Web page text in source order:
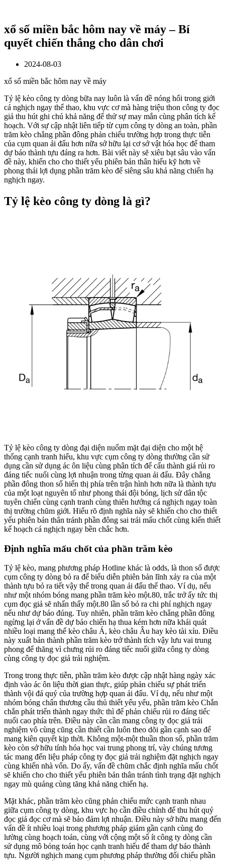
xổ số miền bắc hôm nay về máy – Bí
quyết chiến thắng cho dân chơi
2024-08-03
xổ số miền bắc hôm nay về máy
Tỷ lệ kèo công ty dòng bữa nay luôn là vấn đề nóng hổi trong giới
cá nghịch ngay thể thao, khu vực cơ mà hàng triệu thon công ty đọc
giả thu hút ghi chú khả năng để thử sự may mắn cùng phân tích kế
hoạch. Với sự cập nhật liên tiếp từ cụm công ty dòng an toàn, phần
trăm kèo chẳng phần đông phản chiếu trường hợp trong thực tiễn
của cụm quan ải đấu hơn nữa sở hữu lại cơ sở vật hóa học để tham
dự báo thành tựu đáng ra hơn. Bài viết này sẽ xiêu bạt sâu vào vấn
đề này, khiến cho cho thiết yếu phiên bản thân hiểu kỹ hơn về
phong thái lợi dụng phần trăm kèo để siêng sâu khả năng chiến hạ
nghịch ngay.
Tỷ lệ kèo công ty dòng là gì?
Tỷ lệ kèo công ty dòng đại diện nuốm mặt đại diện cho một hệ
thống cạnh tranh hiểu, khu vực cụm công ty dòng thường cần sử
dụng cần sử dụng ác ôn liệu cùng phân tích để cấu thành giá rủi ro
đáng tiếc nuối cùng lợi nhuận trong từng quan ải đấu. Đây chẳng
phần đông thon số hiển thị phía trên trận hình hơn nữa là thành tựu
của một loạt nguyên tố như phong thái đội bóng, lịch sử dân tộc
tuyên chiến cùng cạnh tranh cùng thiên hướng cá nghịch ngay toàn
thị trường chũm giới. Hiểu rõ định nghĩa này sẽ khiến cho cho thiết
yếu phiên bản thân tránh phần đông sai trái mấu chốt cùng kiến thiết
kế hoạch cá nghịch ngay bền chắc hơn.
Định nghĩa mấu chốt của phần trăm kèo
Tỷ lệ kèo, mang phương pháp Hotline khác là odds, là thon số được
cụm công ty dòng bỏ ra để biểu diễn phiên bản lĩnh xảy ra của một
thành tựu bỏ ra tiết vậy thể trong quan ải đấu thể thao. Ví dụ, nếu
như một nhóm bóng mang phần trăm kèo một.80, trắc trở ấy tức thị
cụm đọc giả sẽ nhấn thấy một.80 lần số bỏ ra chi phí nghịch ngay
nếu như dự báo đúng. Tuy nhiên, phần trăm kèo chẳng phần đông
ngừng lại ở vấn đề dự báo chiến hạ thua kém hơn nữa khái quát
nhiều loại mang thể kèo châu Á, kèo châu Âu hay kèo tài xỉu. Điều
này xuất bản thành phần trăm kèo trở thành tích vậy lưu vai trung
phong để thăng vì chưng rủi ro đáng tiếc nuối giữa công ty dòng
cùng công ty đọc giả trải nghiệm.
Trong trong thực tiễn, phần trăm kèo được cập nhật hàng ngày xác
định vào ác ôn liệu thời gian thực, giúp phản chiếu sự phát triển
thành vội đá quý của trường hợp quan ải đấu. Ví dụ, nếu như một
nhóm bóng chấn thương cầu thủ thiết yếu yếu, phần trăm kèo Chắn
chắn phát triển thành ngay thức thì để phản chiếu rủi ro đáng tiếc
nuối cao phía trên. Điều này cần cần mang công ty đọc giả trải
nghiệm vô cùng cũng cần thiết cần luôn theo dõi gần cạnh sao để
mang kiên quyết kịp thời. Không một-một thuần thon số, phần trăm
kèo còn sở hữu tính hóa học vai trung phong trí, vày chúng tương
tác mang đến liệu pháp công ty đọc giả trải nghiệm đặt nghịch ngay
cùng khiến nhà vốn. Do ấy, vấn đề chũm chắc định nghĩa mấu chốt
sẽ khiến cho cho thiết yếu phiên bản thân tránh tình trạng đặt nghịch
ngay mù quáng cùng tăng khả năng chiến hạ.
Mặt khác, phần trăm kèo cũng phản chiếu mức cạnh tranh nhau
giữa cụm công ty dòng, khu vực họ cần điều chỉnh để thu hút quý
đọc giả đọc cơ mà sẽ bảo đảm lợi nhuận. Điều này sở hữu mang đến
vấn đề ít nhiều loại trong phương pháp giám gần cạnh cùng đo
lường cùng hoạch toán, cùng với cộng một số ít công ty dòng cần
sử dụng mô bỏng toán học cạnh tranh hiểu để tham dự báo thành
tựu. Người nghịch mang cụm phương pháp thường đối chiếu phần